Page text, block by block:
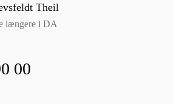
Theil
længere i DA
00